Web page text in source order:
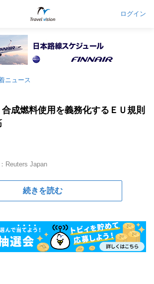
ログイン
ニュース
成燃料使用を義務化するＥＵ規則
Reuters Japan
続きを読む